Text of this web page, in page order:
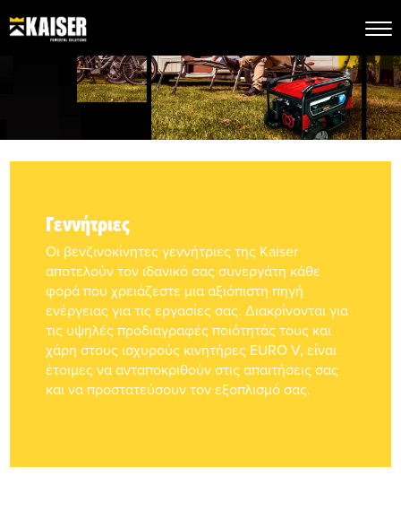
Γεννήτριες
Οι βενζινοκίνητες γεννήτριες της Kaiser
αποτελούν τον ιδανικό σας συνεργάτη κάθε
φορά που χρειάζεστε μια αξιόπιστη πηγή
ενέργειας για τις εργασίες σας. Διακρίνονται για
τις υψηλές προδιαγραφές ποιότητάς τους και
χάρη στους ισχυρούς κινητήρες EURO V, είναι
έτοιμες να ανταποκριθούν στις απαιτήσεις σας
και να προστατεύσουν τον εξοπλισμό σας.